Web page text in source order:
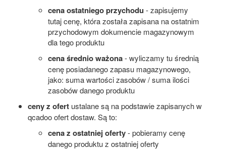
cena ostatniego przychodu - zapisujemy
tutaj cenę, która została zapisana na ostatnim
przychodowym dokumencie magazynowym
dla tego produktu
cena średnio ważona- wyliczamy tu średnią
cenę posiadanego zapasu magazynowego,
jako: suma wartości zasobów / suma ilości
zasobów danego produktu
ceny z ofert ustalane są na podstawie zapisanych w
qcadoo ofert dostaw. Są to:
cena z ostatniej oferty- pobieramy cenę
danego produktu z ostatniej oferty